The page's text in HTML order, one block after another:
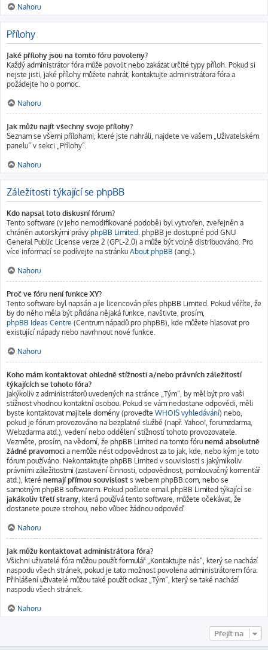
Nahoru
Přílohy
Jaké přílohy jsou na tomto fóru povoleny?
Každý administrátor fóra může povolit nebo zakázat určité typy příloh. Pokud si
nejste jisti, jaké přílohy můžete nahrát, kontaktujte administrátora fóra a
požádejte ho o pomoc.
Nahoru
Jak můžu najít všechny svoje přílohy?
Seznam se všemi přílohami, které jste nahráli, najdete ve vašem „Uživatelském
panelu“ v sekci „Přílohy“.
Nahoru
Záležitosti týkající se phpBB
Kdo napsal toto diskusní fórum?
Tento software (v jeho nemodifikované podobě) byl vytvořen, zveřejněn a
chráněn autorskými právy phpBB Limited. phpBB je dostupné pod GNU
General Public License verze 2 (GPL-2.0) a může být volně distribuováno. Pro
více informací se podívejte na stránku About phpBB (angl.).
Nahoru
Proč ve fóru není funkce XY?
Tento software byl napsán a je licencován přes phpBB Limited. Pokud věříte, že
by do něho měla být přidána nějaká funkce, navštivte, prosím,
phpBB Ideas Centre (Centrum nápadů pro phpBB), kde můžete hlasovat pro
existující nápady nebo navrhnout nové funkce.
Nahoru
Koho mám kontaktovat ohledně stížnosti a/nebo právních záležitostí
týkajících se tohoto fóra?
Jakýkoliv z administrátorů uvedených na stránce „Tým“, by měl být pro vaši
stížnost vhodnou kontaktní osobou. Pokud se vám nedostane odpovědi, měli
byste kontaktovat majitele domény (proveďte WHOIS vyhledávání) nebo,
pokud je fórum provozováno na bezplatné službě (např. Yahoo!, forumzdarma,
Webzdarma atd.), vedení nebo oddělení stížností tohoto provozovatele.
Vezměte, prosím, na vědomí, že phpBB Limited na tomto fóru nemá absolutně
žádné pravomoci a nemůže nést odpovědnost za to jak, kde, nebo kým je toto
fórum používáno. Nekontaktujte phpBB Limited v souvislosti s jakýmikoliv
právními záležitostmi (zastavení činnosti, odpovědnost, pomlouvačný komentář
atd.), které nemají přímou souvislost s webem phpBB.com, nebo se
samotným phpBB softwarem. Pokud pošlete email phpBB Limited týkající se
jakákoliv třetí strany, která používá tento software, můžete očekávat, že
dostanete pouze strohou, nebo vůbec žádnou odpověď.
Nahoru
Jak můžu kontaktovat administrátora fóra?
Všichni uživatelé fóra můžou použít formulář „Kontaktujte nás“, který se nachází
naspodu všech stránek, pokud je tato možnost povolena administrátorem fóra.
Přihlášení uživatelé můžou také použít odkaz „Tým“, který se také nachází
naspodu všech stránek.
Nahoru
Přejít na